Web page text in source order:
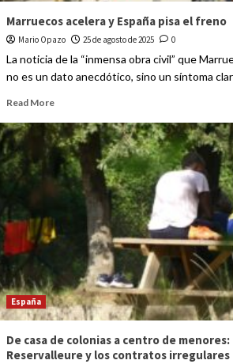
Marruecos acelera y España pisa el freno
Mario Opazo 25 de agosto de 2025 0
La noticia de la “inmensa obra civil” que
no es un dato anecdótico, sino un síntoma
Read More
España
De casa de colonias a centro de
Reservalleure y los contratos irregulares